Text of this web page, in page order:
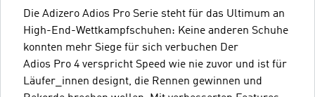
Die Adizero Adios Pro Serie steht für das Ultimum an
High-End-Wettkampfschuhen: Keine anderen Schuhe
konnten mehr Siege für sich verbuchen Der
Adios Pro 4 verspricht Speed wie nie zuvor und ist für
Läufer_innen designt, die Rennen gewinnen und